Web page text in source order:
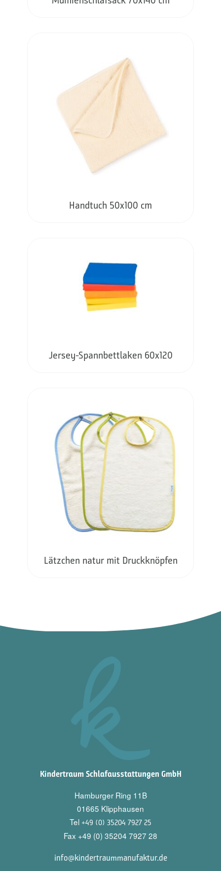
Handtuch 50x100 cm
Jersey-Spannbettlaken 60x120
Lätzchen natur mit Druckknöpfen
Kindertraum Schlafausstattungen GmbH
Hamburger Ring 11B
01665 Klipphausen
Tel +49 (0) 35204 7927 25
Fax +49 (0) 35204 7927 28
info@kindertraummanufaktur.de